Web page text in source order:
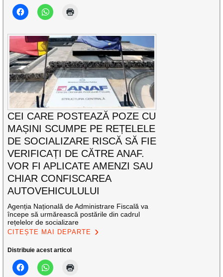
CEI CARE POSTEAZĂ POZE CU
MAȘINI SCUMPE PE REȚELELE
DE SOCIALIZARE RISCĂ SĂ FIE
VERIFICAȚI DE CĂTRE ANAF.
VOR FI APLICATE AMENZI SAU
CHIAR CONFISCAREA
AUTOVEHICULULUI
Agenția Națională de Administrare Fiscală va
începe să urmărească postările din cadrul
rețelelor de socializare
CITEȘTE MAI DEPARTE
Distribuie acest articol